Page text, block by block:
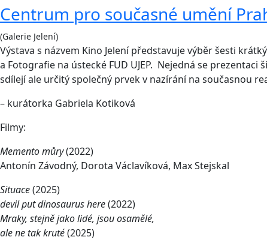
Centrum pro současné umění
(Galerie Jelení)
Výstava s názvem Kino Jelení představuje výběr šesti
a Fotografie na ústecké FUD UJEP. Nejedná se
sdílejí ale určitý společný prvek v nazírání na současnou
– kurátorka Gabriela Kotiková
Filmy:
Memento můry(2022)
Antonín Závodný, Dorota Václavíková, Max Stejskal
Situace(2025)
devil put dinosaurus here(2022)
Mraky, stejně jako lidé, jsou osamělé,
ale ne tak kruté(2025)